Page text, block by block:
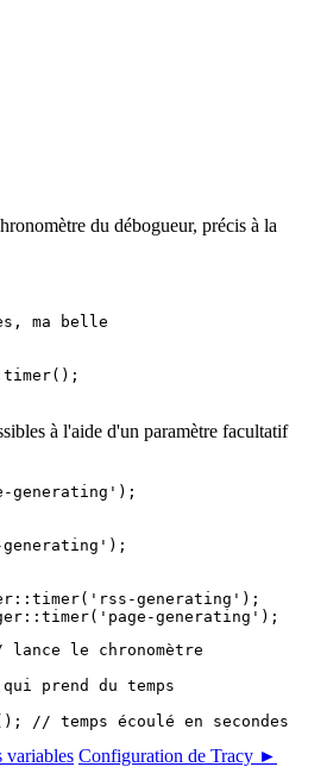
du débogueur, précis à la
ma belle
à l'aide d'un paramètre facultatif
generating');
generating');
le chronomètre
prend du temps
Configuration de Tracy ►